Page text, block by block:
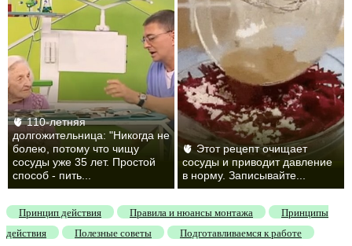
🫀 110-летняя
долгожительница: "Никогда не
болею, потому что чищу
сосуды уже 35 лет. Простой
способ - пить...
🫀 Этот рецепт очищает
сосуды и приводит давление
в норму. Записывайте...
Принцип действия Правила и нюансы монтажа
Принципы
действия
Полезные советы
Подготавливаемся к работе